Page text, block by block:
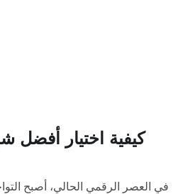
كيفية اختيار
في العصر الرقمي الحالي، أصبح